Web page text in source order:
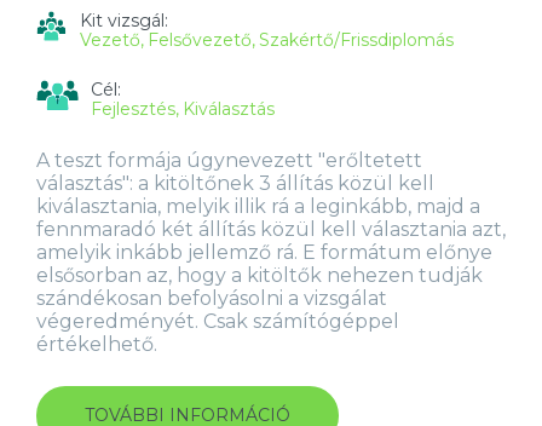
Kit vizsgál:
Vezető Felsővezető Szakértő/Frissdiplomás
Cél:
Fejlesztés Kiválasztás
A teszt formája úgynevezett "erőltetett
választás": a kitöltőnek 3 állítás közül kell
kiválasztania, melyik illik rá a leginkább, majd a
fennmaradó két állítás közül kell választania azt,
amelyik inkább jellemző rá. E formátum előnye
elsősorban az, hogy a kitöltők nehezen tudják
szándékosan befolyásolni a vizsgálat
végeredményét. Csak számítógéppel
értékelhető.
TOVÁBBI INFORMÁCIÓ VISELKEDÉS